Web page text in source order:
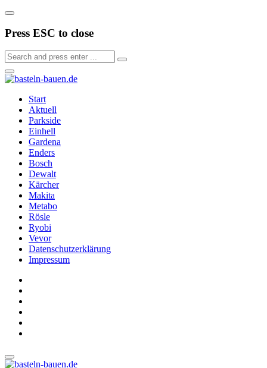
Press ESC to close
Start
Aktuell
Parkside
Einhell
Gardena
Enders
Bosch
Dewalt
Kärcher
Makita
Metabo
Rösle
Ryobi
Vevor
Datenschutzerklärung
Impressum